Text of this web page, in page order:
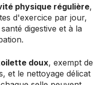
physique régulière,
d'exercice par jour,
digestive et à la
doux, exempt de
et le nettoyage délicat